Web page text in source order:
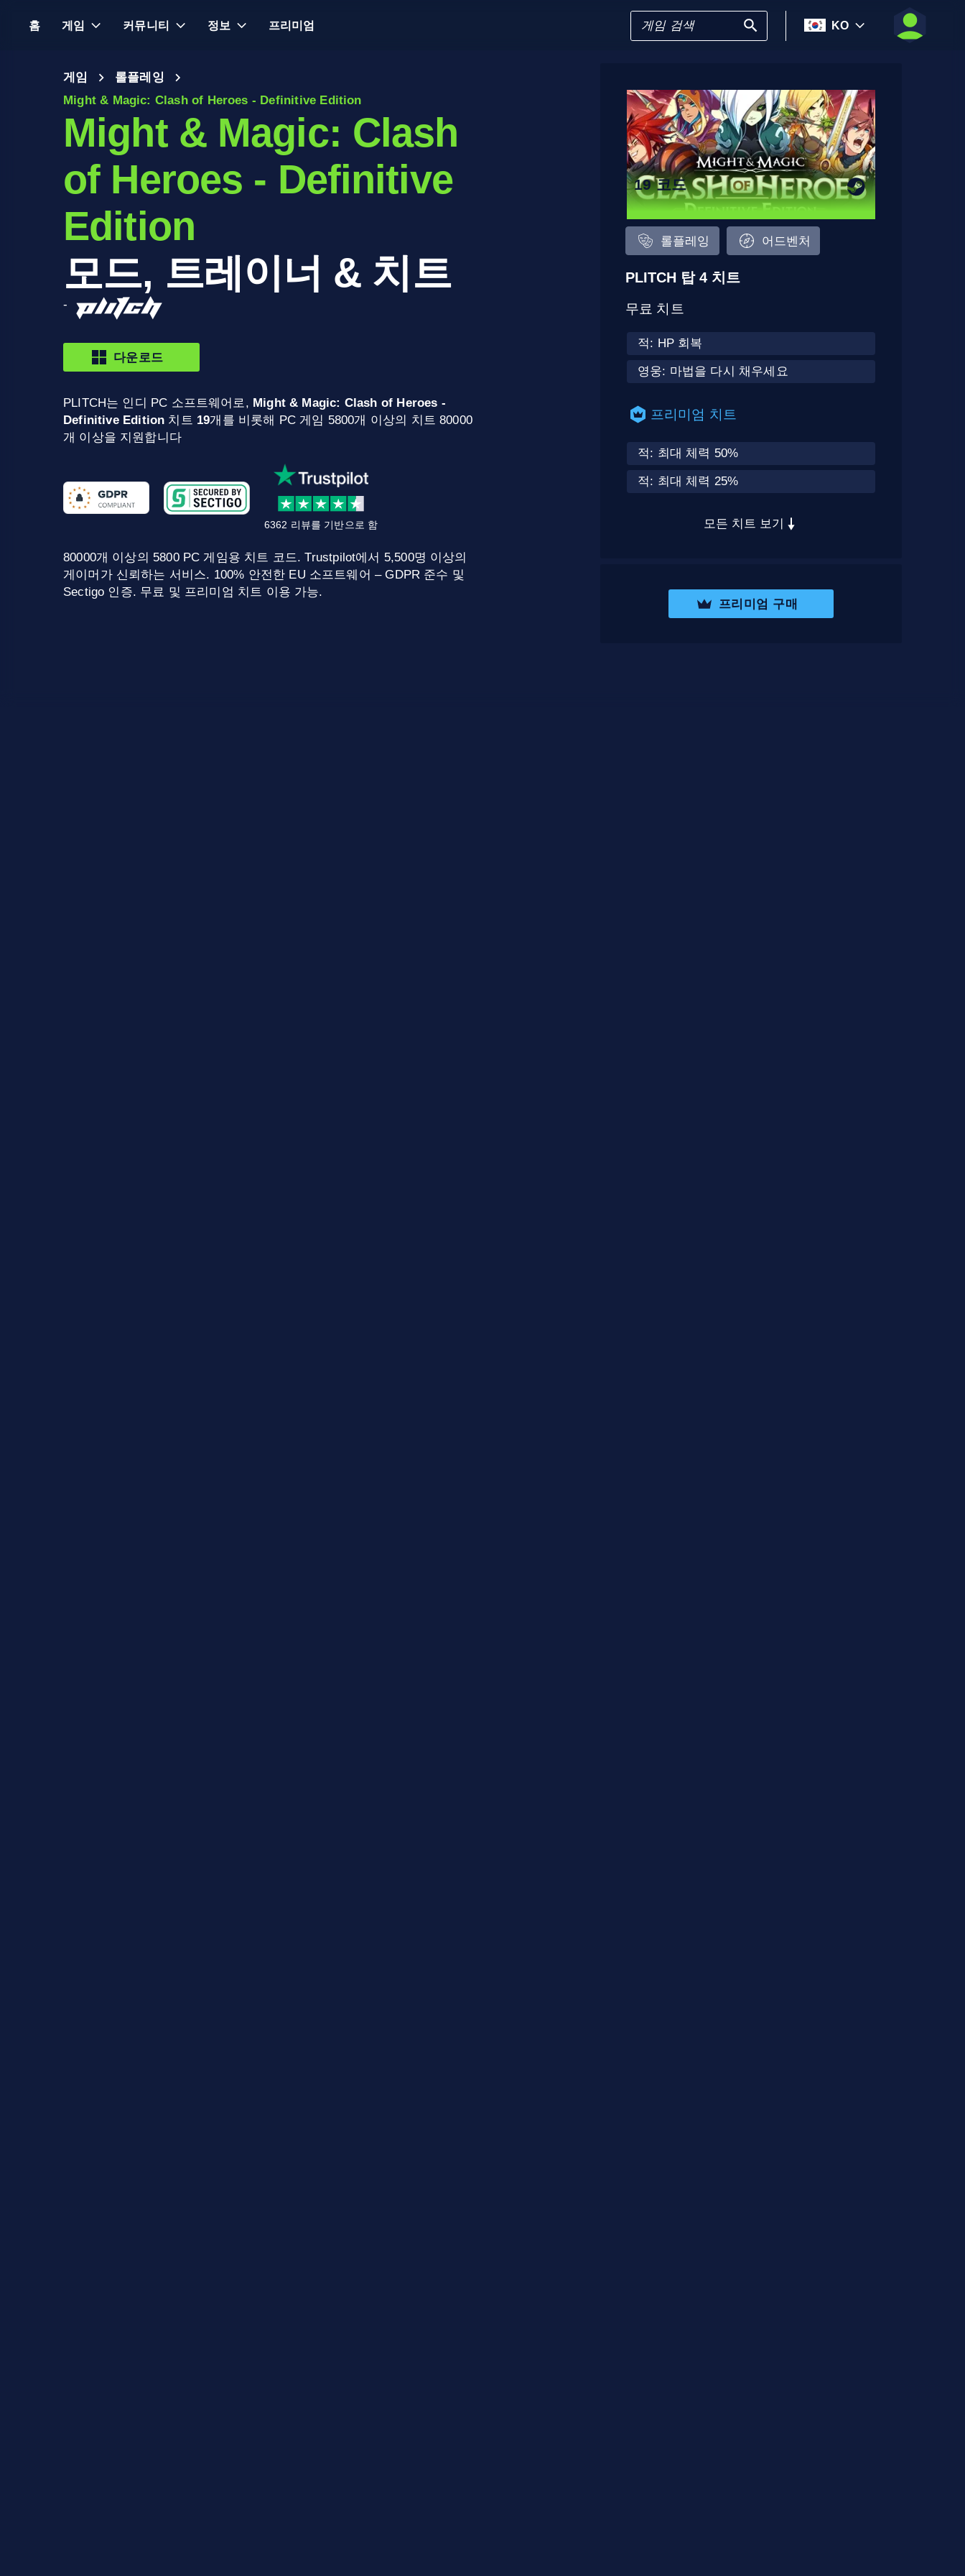
홈 게임 커뮤니티 정보 프리미엄 KO
게임
롤플레잉
Might & Magic: Clash of Heroes - Definitive Edition
Might & Magic: Clash
of Heroes - Definitive
Edition
모드, 트레이너 & 치트
-
다운로드
PLITCH는 인디 PC 소프트웨어로, Might & Magic: Clash of Heroes -
Definitive Edition 치트 19개를 비롯해 PC 게임 5800개 이상의 치트 80000
개 이상을 지원합니다
6362 리뷰를 기반으로 함
80000개 이상의 5800 PC 게임용 치트 코드. Trustpilot에서 5,500명 이상의
게이머가 신뢰하는 서비스. 100% 안전한 EU 소프트웨어 – GDPR 준수 및
Sectigo 인증. 무료 및 프리미엄 치트 이용 가능.
19 코드
롤플레잉 어드벤처
PLITCH 탑 4 치트
무료 치트
적: HP 회복
영웅: 마법을 다시 채우세요
프리미엄 치트
적: 최대 체력 50%
적: 최대 체력 25%
모든 치트 보기
프리미엄 구매